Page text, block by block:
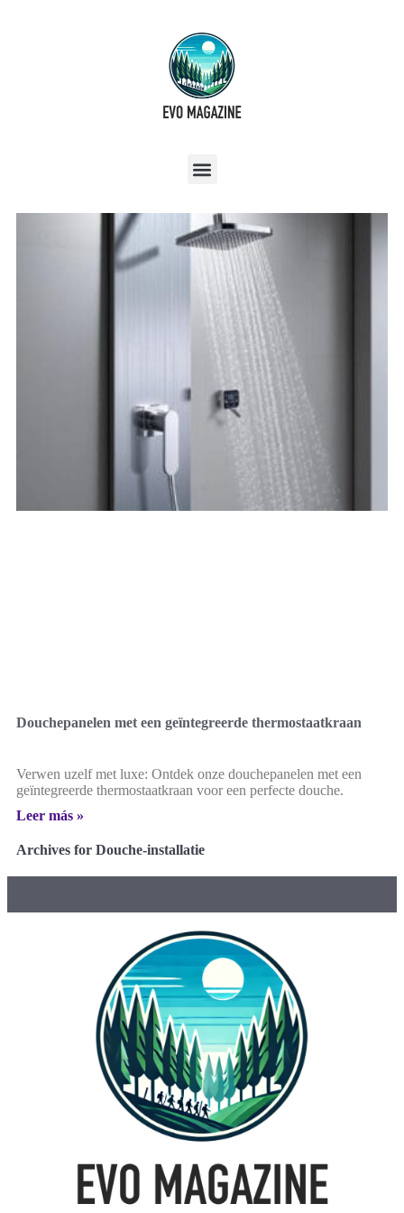
Douchepanelen met een geïntegreerde thermostaatkraan
Verwen uzelf met luxe: Ontdek onze douchepanelen met een
geïntegreerde thermostaatkraan voor een perfecte douche.
Leer más »
Archives for Douche-installatie